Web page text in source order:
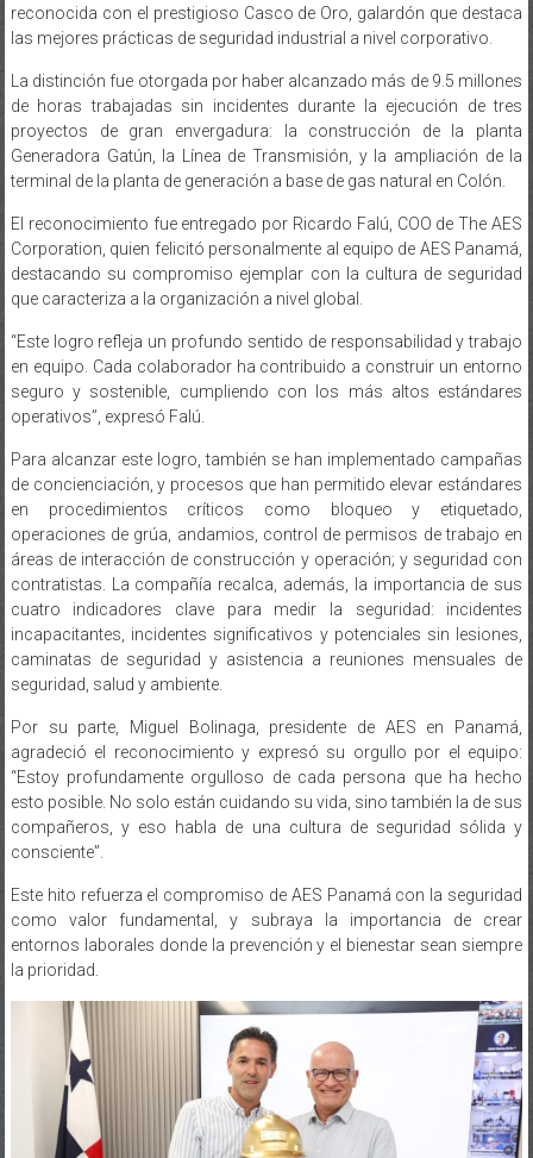
reconocida con el prestigioso Casco de Oro, galardón que destaca
las mejores prácticas de seguridad industrial a nivel corporativo.
La distinción fue otorgada por haber alcanzado más de 9.5 millones
de horas trabajadas sin incidentes durante la ejecución de tres
proyectos de gran envergadura: la construcción de la planta
Generadora Gatún, la Línea de Transmisión, y la ampliación de la
terminal de la planta de generación a base de gas natural en Colón.
El reconocimiento fue entregado por Ricardo Falú, COO de The AES
Corporation, quien felicitó personalmente al equipo de AES Panamá,
destacando su compromiso ejemplar con la cultura de seguridad
que caracteriza a la organización a nivel global.
“Este logro refleja un profundo sentido de responsabilidad y trabajo
en equipo. Cada colaborador ha contribuido a construir un entorno
seguro y sostenible, cumpliendo con los más altos estándares
operativos”, expresó Falú.
Para alcanzar este logro, también se han implementado campañas
de concienciación, y procesos que han permitido elevar estándares
en procedimientos críticos como bloqueo y etiquetado,
operaciones de grúa, andamios, control de permisos de trabajo en
áreas de interacción de construcción y operación; y seguridad con
contratistas. La compañía recalca, además, la importancia de sus
cuatro indicadores clave para medir la seguridad: incidentes
incapacitantes, incidentes significativos y potenciales sin lesiones,
caminatas de seguridad y asistencia a reuniones mensuales de
seguridad, salud y ambiente.
Por su parte, Miguel Bolinaga, presidente de AES en Panamá,
agradeció el reconocimiento y expresó su orgullo por el equipo:
“Estoy profundamente orgulloso de cada persona que ha hecho
esto posible. No solo están cuidando su vida, sino también la de sus
compañeros, y eso habla de una cultura de seguridad sólida y
consciente”.
Este hito refuerza el compromiso de AES Panamá con la seguridad
como valor fundamental, y subraya la importancia de crear
entornos laborales donde la prevención y el bienestar sean siempre
la prioridad.